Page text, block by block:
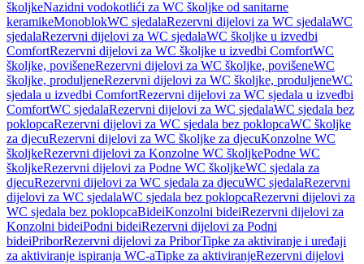
školjkeNazidni vodokotlići za WC školjke od sanitarne
keramikeMonoblokWC sjedalaRezervni dijelovi za WC sjedalaWC
sjedalaRezervni dijelovi za WC sjedalaWC školjke u izvedbi
ComfortRezervni dijelovi za WC školjke u izvedbi ComfortWC
školjke, povišeneRezervni dijelovi za WC školjke, povišeneWC
školjke, produljeneRezervni dijelovi za WC školjke, produljeneWC
sjedala u izvedbi ComfortRezervni dijelovi za WC sjedala u izvedbi
ComfortWC sjedalaRezervni dijelovi za WC sjedalaWC sjedala bez
poklopcaRezervni dijelovi za WC sjedala bez poklopcaWC školjke
za djecuRezervni dijelovi za WC školjke za djecuKonzolne WC
školjkeRezervni dijelovi za Konzolne WC školjkePodne WC
školjkeRezervni dijelovi za Podne WC školjkeWC sjedala za
djecuRezervni dijelovi za WC sjedala za djecuWC sjedalaRezervni
dijelovi za WC sjedalaWC sjedala bez poklopcaRezervni dijelovi za
WC sjedala bez poklopcaBideiKonzolni bideiRezervni dijelovi za
Konzolni bideiPodni bideiRezervni dijelovi za Podni
bideiPriborRezervni dijelovi za PriborTipke za aktiviranje i uređaji
za aktiviranje ispiranja WC-aTipke za aktiviranjeRezervni dijelovi